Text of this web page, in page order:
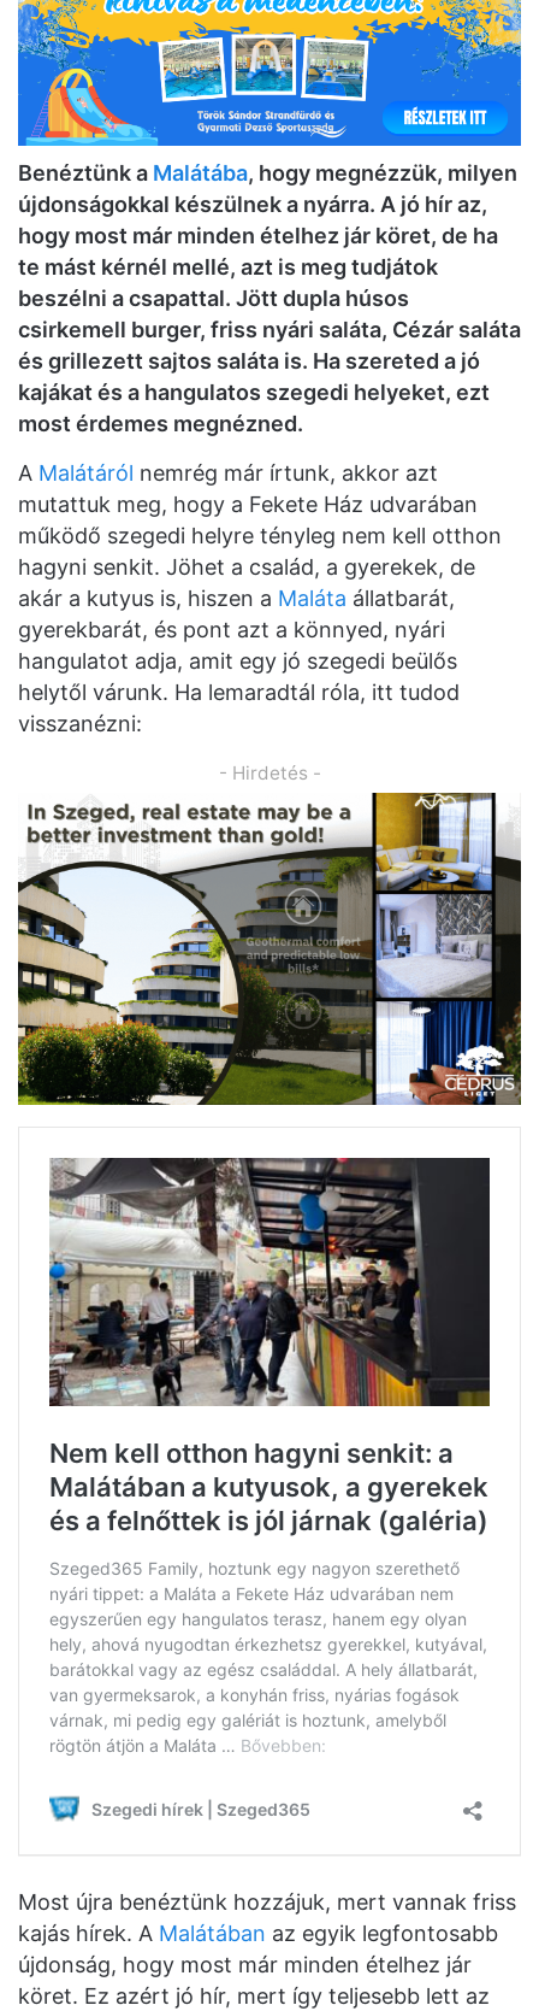
Benéztünk a Malátába, hogy megnézzük, milyen
újdonságokkal készülnek a nyárra. A jó hír az,
hogy most már minden ételhez jár köret, de ha
te mást kérnél mellé, azt is meg tudjátok
beszélni a csapattal. Jött dupla húsos
csirkemell burger, friss nyári saláta, Cézár saláta
és grillezett sajtos saláta is. Ha szereted a jó
kajákat és a hangulatos szegedi helyeket, ezt
most érdemes megnézned.
A Malátáról nemrég már írtunk, akkor azt
mutattuk meg, hogy a Fekete Ház udvarában
működő szegedi helyre tényleg nem kell otthon
hagyni senkit. Jöhet a család, a gyerekek, de
akár a kutyus is, hiszen a Maláta állatbarát,
gyerekbarát, és pont azt a könnyed, nyári
hangulatot adja, amit egy jó szegedi beülős
helytől várunk. Ha lemaradtál róla, itt tudod
visszanézni:
- Hirdetés -
Most újra benéztünk hozzájuk, mert vannak friss
kajás hírek. A Malátában az egyik legfontosabb
újdonság, hogy most már minden ételhez jár
köret. Ez azért jó hír, mert így teljesebb lett az